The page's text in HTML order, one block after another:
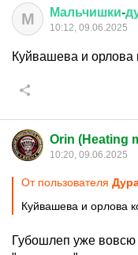
М Мальчишки-
10:12, 09.06.2025
Куйвашева и орлова
Orin (Heating
10:20, 09.06.2025
От пользователя
Куйвашева и орлова
Губошлеп уже вовсю